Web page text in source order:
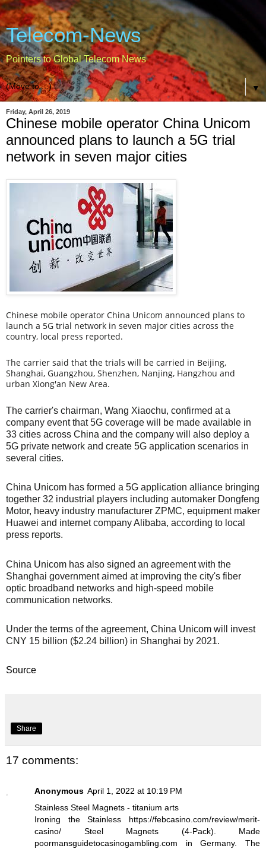
Telecom-News
Pointers to Global Telecom News
▼
Friday, April 26, 2019
Chinese mobile operator China Unicom
announced plans to launch a 5G trial
network in seven major cities
Chinese mobile operator China Unicom announced plans to
launch a 5G trial network in seven major cities across the
country, local press reported.
The carrier said that the trials will be carried in Beijing,
Shanghai, Guangzhou, Shenzhen, Nanjing, Hangzhou and
urban Xiong'an New Area.
The carrier's chairman, Wang Xiaochu, confirmed at a
company event that 5G coverage will be made available in
33 cities across China and the company will also deploy a
5G private network and create 5G application scenarios in
several cities.
China Unicom has formed a 5G application alliance bringing
together 32 industrial players including automaker Dongfeng
Motor, heavy industry manufacturer ZPMC, equipment maker
Huawei and internet company Alibaba, according to local
press reports.
China Unicom has also signed an agreement with the
Shanghai government aimed at improving the city's fiber
optic broadband networks and high-speed mobile
communication networks.
Under the terms of the agreement, China Unicom will invest
CNY 15 billion ($2.24 billion) in Shanghai by 2021.
Source
Share
17 comments:
Anonymous April 1, 2022 at 10:19 PM
Stainless Steel Magnets - titanium arts
Ironing the Stainless https://febcasino.com/review/merit-
casino/ Steel Magnets (4-Pack). Made
poormansguidetocasinogambling.com in Germany. The